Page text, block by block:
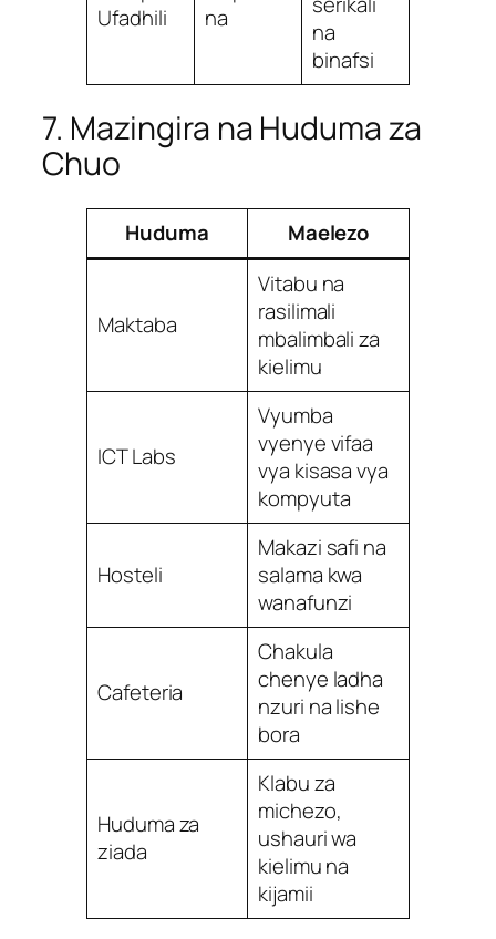
Ufadhili
na
na
binafsi
7. Mazingira na Huduma za
Chuo
Huduma Maelezo
Maktaba
Vitabu na
rasilimali
mbalimbali za
kielimu
ICT Labs
Vyumba
vyenye vifaa
vya kisasa vya
kompyuta
Hosteli
Makazi safi na
salama kwa
wanafunzi
Cafeteria
Chakula
chenye ladha
nzuri na lishe
bora
Huduma za
ziada
Klabu za
michezo,
ushauri wa
kielimu na
kijamii